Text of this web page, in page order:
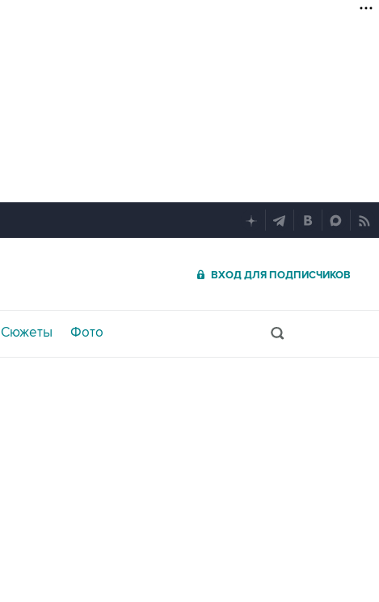
ВХОД ДЛЯ ПОДПИСЧИКОВ
Сюжеты Фото